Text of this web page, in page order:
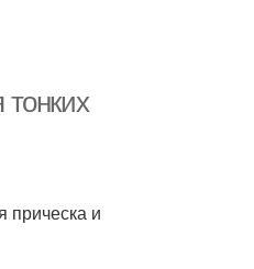
тонких
прическа и